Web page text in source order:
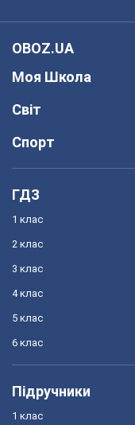
OBOZ.UA
Моя Школа
Світ
Спорт
ГДЗ
1 клас
2 клас
3 клас
4 клас
5 клас
6 клас
Підручники
1 клас